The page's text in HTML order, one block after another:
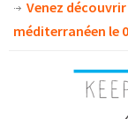
Venez
méditerranéen le